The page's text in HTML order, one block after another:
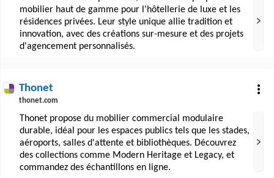
mobilier haut de gamme pour l'hôtellerie de luxe et les
résidences privées. Leur style unique allie tradition et
innovation, avec des créations sur-mesure et des projets
d'agencement personnalisés.
Thonet
thonet.com
Thonet propose du mobilier commercial modulaire
durable, idéal pour les espaces publics tels que les stades,
aéroports, salles d'attente et bibliothèques. Découvrez
des collections comme Modern Heritage et Legacy, et
commandez des échantillons en ligne.